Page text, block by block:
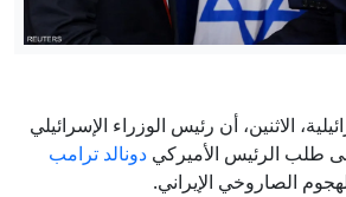
"واضحة رائحة الدخان".. عبارة لوزير
تكون سحب ركامية يصاحبها سقوط
أمطار
12 الإسرائيلية، الاثنين، أن رئيس الوزراء الإسرائيلي
طلب الرئيس الأميركي دونالد ترامب
الصاروخي الإيراني.